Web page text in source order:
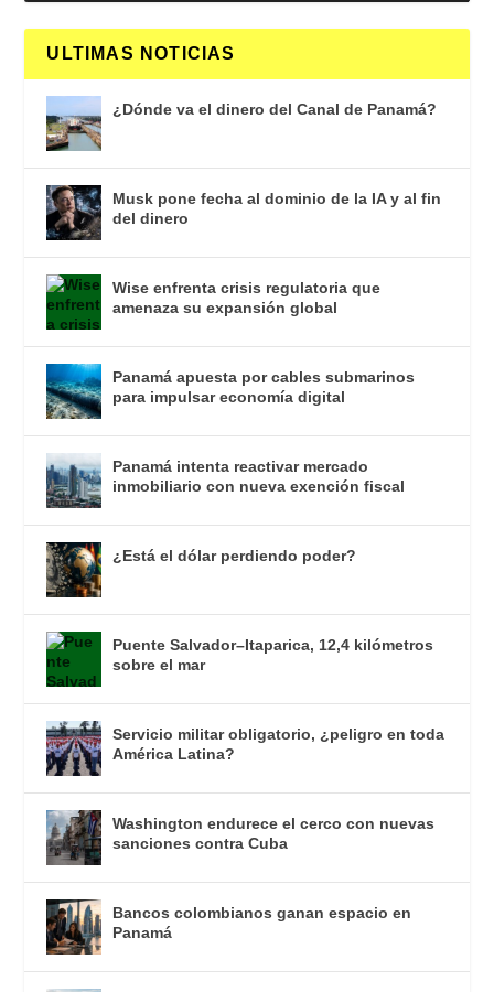
ULTIMAS NOTICIAS
¿Dónde va el dinero del Canal de Panamá?
Musk pone fecha al dominio de la IA y al fin
del dinero
Wise enfrenta crisis regulatoria que
amenaza su expansión global
Panamá apuesta por cables submarinos
para impulsar economía digital
Panamá intenta reactivar mercado
inmobiliario con nueva exención fiscal
¿Está el dólar perdiendo poder?
Puente Salvador–Itaparica, 12,4 kilómetros
sobre el mar
Servicio militar obligatorio, ¿peligro en toda
América Latina?
Washington endurece el cerco con nuevas
sanciones contra Cuba
Bancos colombianos ganan espacio en
Panamá